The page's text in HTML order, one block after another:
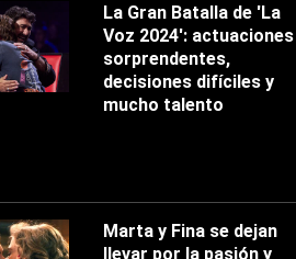
La Gran Batalla de 'La
Voz 2024': actuaciones
sorprendentes,
decisiones difíciles y
mucho talento
Marta y Fina se dejan
llevar por la pasión y